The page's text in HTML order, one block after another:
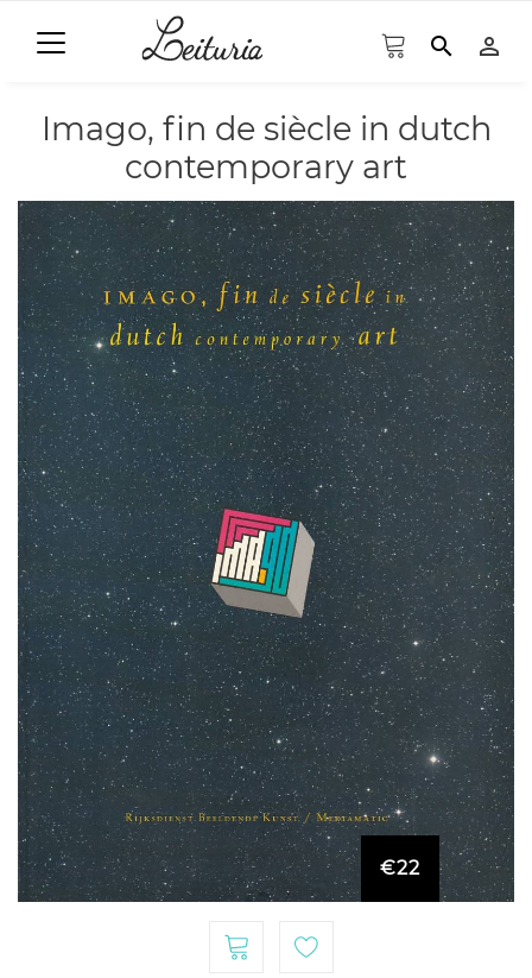
search person_outline
Imago, fin de siècle in dutch
contemporary art
€22